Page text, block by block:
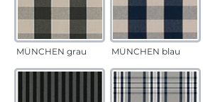
MÜNCHEN grau MÜNCHEN blau